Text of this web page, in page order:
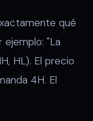
qué
ejemplo: "La
HL). El precio
4H. El